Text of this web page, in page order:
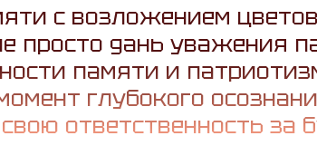
с возложением
просто дань уважения
памяти и
глубокого
ответственность за